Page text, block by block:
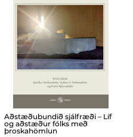
Aðstæðubundið sjálfræði – Líf
og aðstæður fólks með
þroskahömlun